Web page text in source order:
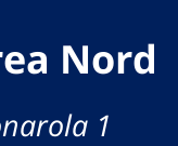
Nord
1